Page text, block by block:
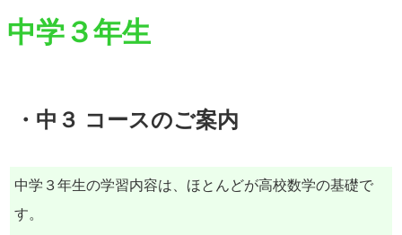
中学３年生
・中３ コースのご案内
中学３年生の学習内容は、ほとんどが高校数学の基礎で
す。